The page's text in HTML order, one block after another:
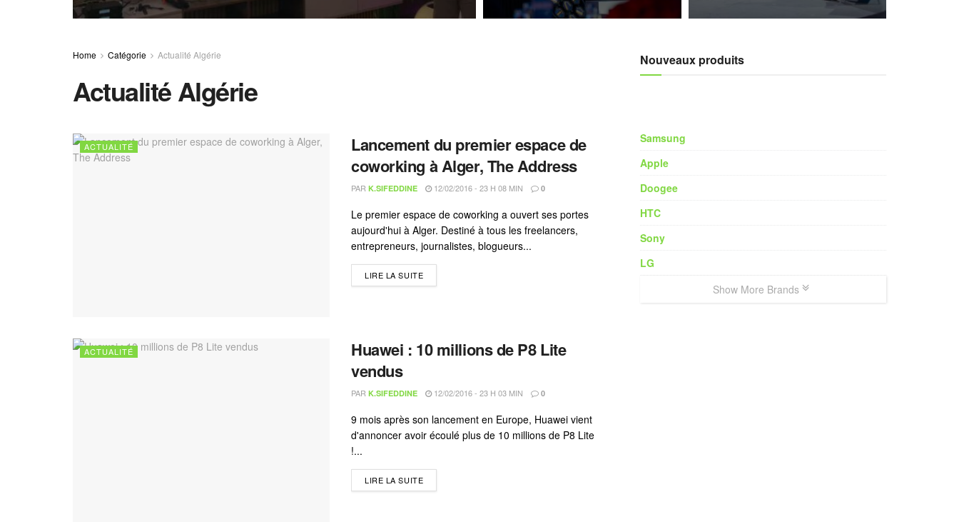
Home Catégorie Actualité Algérie
Actualité Algérie
ACTUALITÉ
Lancement du premier espace de
coworking à Alger, The Address
PAR K.SIFEDDINE 12/02/2016 - 23 H 08 MIN 0
Le premier espace de coworking a ouvert ses portes
aujourd'hui à Alger. Destiné à tous les freelancers,
entrepreneurs, journalistes, blogueurs...
LIRE LA SUITE
ACTUALITÉ
Huawei : 10 millions de P8 Lite
vendus
PAR K.SIFEDDINE 12/02/2016 - 23 H 03 MIN 0
9 mois après son lancement en Europe, Huawei vient
d'annoncer avoir écoulé plus de 10 millions de P8 Lite
!...
LIRE LA SUITE
Nouveaux produits
Samsung
Apple
Doogee
HTC
Sony
LG
Show More Brands